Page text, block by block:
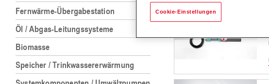
Fernwärme-Übergabestation
Öl / Abgas-Leitungssysteme
Biomasse
Speicher / Trinkwassererwärmung
Cookie-Einstellungen